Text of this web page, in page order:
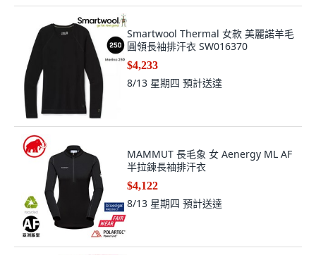
Smartwool Thermal 女款 美麗諾羊毛
圓領長袖排汗衣 SW016370
$4,233
8/13 星期四 預計送達
MAMMUT 長毛象 女 Aenergy ML AF
半拉鍊長袖排汗衣
$4,122
8/13 星期四 預計送達